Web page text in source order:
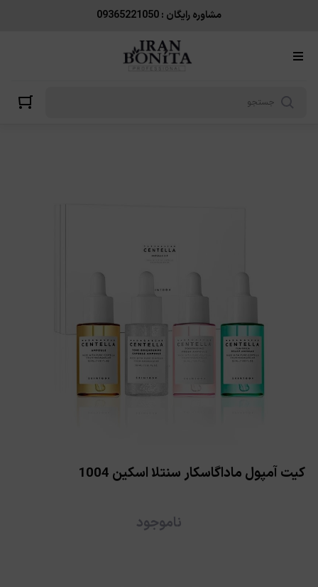
مشاوره رایگان : 09365221050
کیت آمپول ماداگاسکار سنتلا اسکین 1004
ناموجود